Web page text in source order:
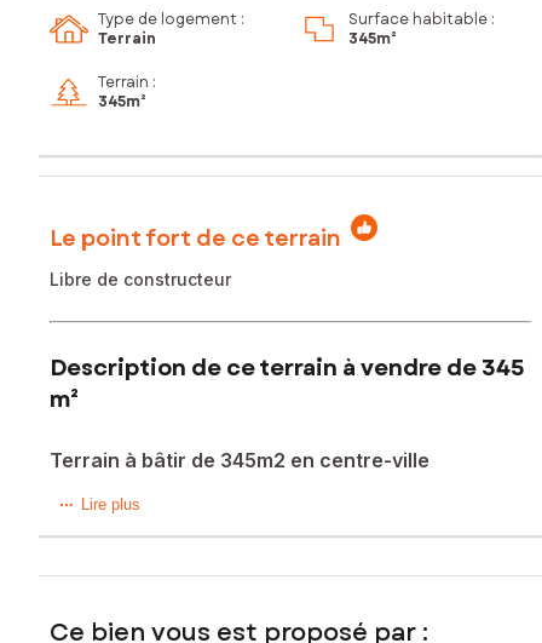
Type de logement :
Terrain
Surface habitable :
345m²
Terrain :
345m²
Le point fort de ce terrain
Libre de constructeur
Description de ce terrain à vendre de 345
m²
Terrain à bâtir de 345m2 en centre-ville
En Centre ville de Neauphle-le-Château, avec accès rapide
commodités de centre-ville à pied dans un environnement
Terrains borné, rectangulaire et plat.
Lire plus
Ce bien vous est proposé par :